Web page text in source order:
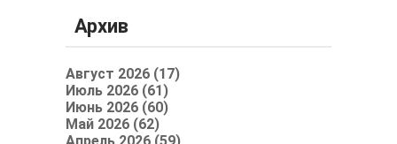
Архив
Август 2026 (17)
Июль 2026 (61)
Июнь 2026 (60)
Май 2026 (62)